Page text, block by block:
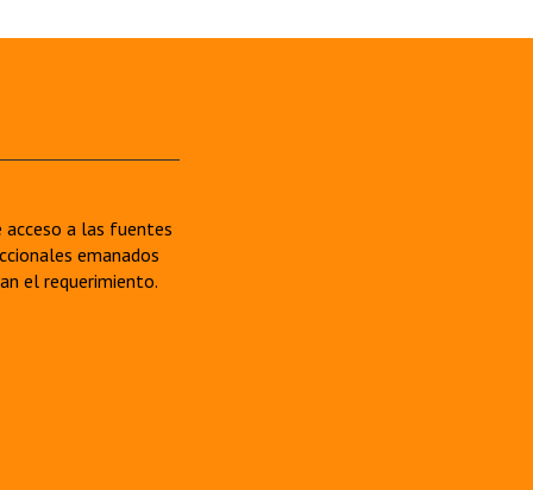
acceso a las fuentes
emanados
el requerimiento.